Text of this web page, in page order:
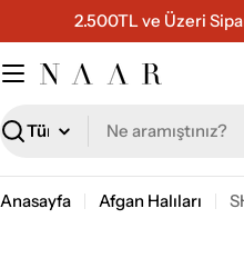
geç
2.500TL ve Üzeri
Ara
Anasayfa Afgan Halıları